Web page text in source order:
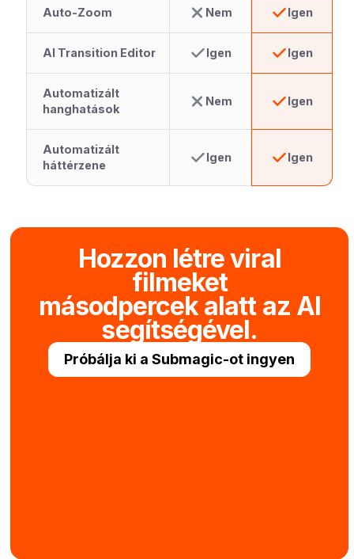
Auto-Zoom Nem Igen
AI Transition Editor Igen Igen
Automatizált
hanghatások
Nem Igen
Automatizált
háttérzene
Igen Igen
Hozzon létre viral
filmeket
másodpercek alatt az AI
segítségével.
Próbálja ki a Submagic-ot ingyen